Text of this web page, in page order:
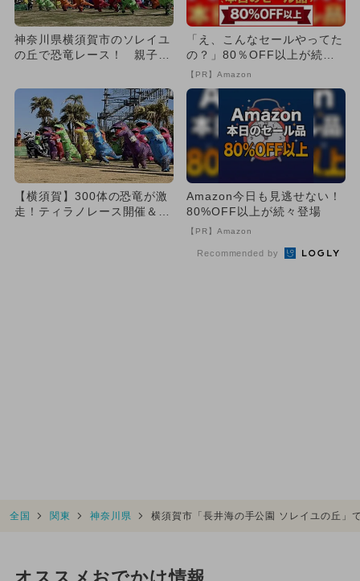
神奈川県横須賀市のソレイユ
の丘で恐竜レース！ 親子で
「え、こんなセールやってた
の？」80％OFF以上が続々
登場！Amazonの本気が...
【PR】Amazon
【横須賀】300体の恐竜が激
走！ティラノレース開催＆没
Amazon今日も見逃せない！
80%OFF以上が続々登場
【PR】Amazon
Recommended by
全国 関東 神奈川県 横須賀市「長井海の手公園 ソレイユの丘